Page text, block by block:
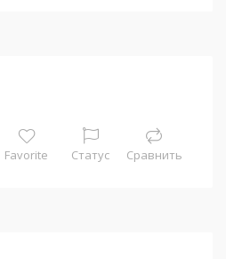
Favorite Статус Сравнить